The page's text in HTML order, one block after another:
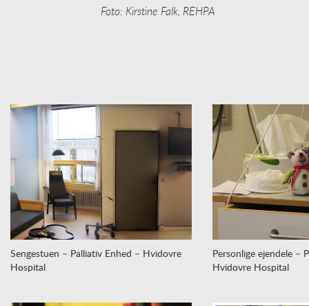
Foto: Kirstine Falk, REHPA
Sengestuen – Palliativ Enhed – Hvidovre
Hospital
Personlige ejendele –
Hvidovre Hospital